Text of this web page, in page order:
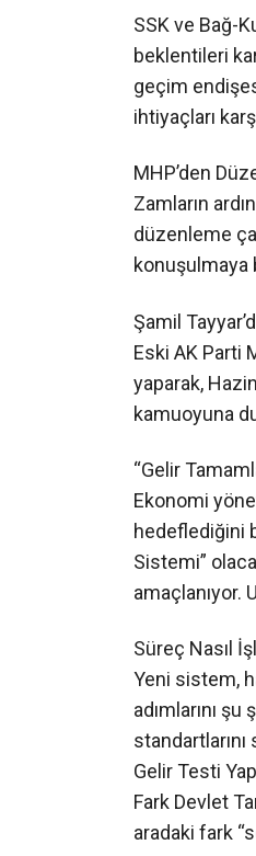
SSK ve Bağ-
beklentileri
geçim
MHP’den
Zamların
düzenleme
Şamil
Eski AK Parti
yaparak,
“Gelir
Ekonomi
hedeflediğini
Sistemi”
Süreç Nasıl
Yeni sistem,
adımlarını
Gelir Testi
Fark Devlet